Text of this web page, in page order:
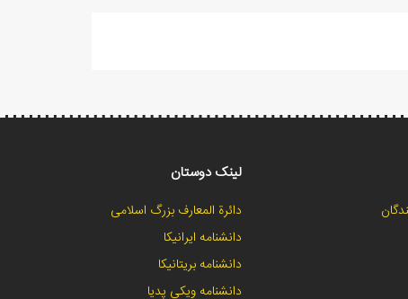
لینک دوستان
دائرة المعارف بزرگ اسلامی
دانشنامه ایرانیکا
دانشنامه بریتانیکا
دانشنامه ویکی پدیا